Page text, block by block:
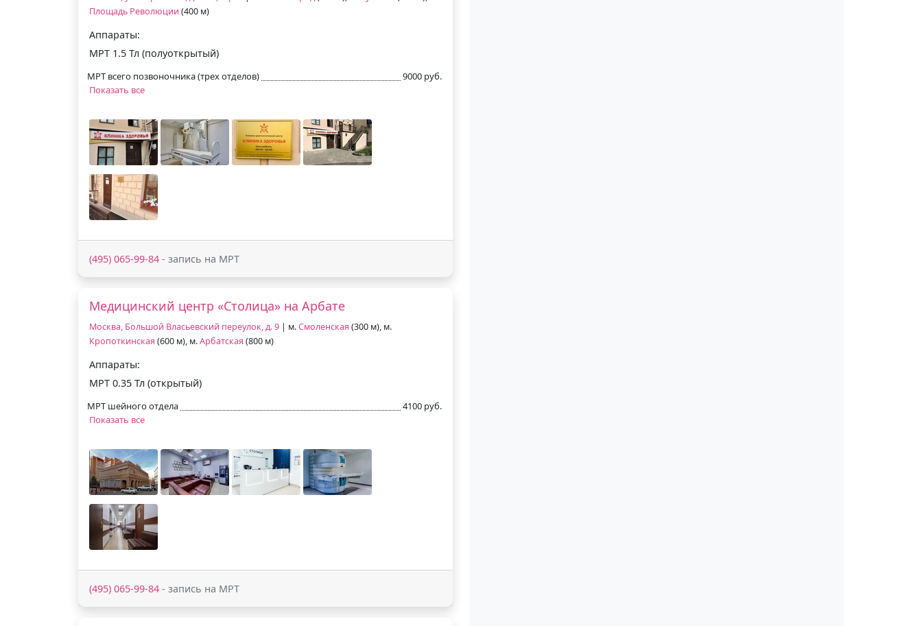
Площадь Революции (400 м)
Аппараты:
МРТ 1.5 Тл (полуоткрытый)
МРТ всего позвоночника (трех отделов)
9000 руб.
Показать все
(495) 065-99-84 - запись на МРТ
Медицинский центр «Столица» на Арбате
Москва, Большой Власьевский переулок, д. 9 | м.Смоленская (300 м), м.
Кропоткинская (600 м), м.Арбатская (800 м)
Аппараты:
МРТ 0.35 Тл (открытый)
МРТ шейного отдела
4100 руб.
Показать все
(495) 065-99-84 - запись на МРТ